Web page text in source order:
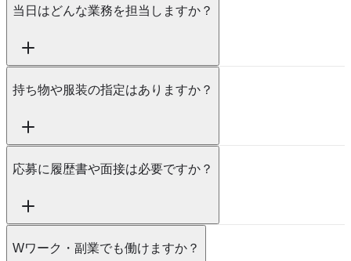
当日はどんな業務を担当しますか？
持ち物や服装の指定はありますか？
応募に履歴書や面接は必要ですか？
Wワーク・副業でも働けますか？